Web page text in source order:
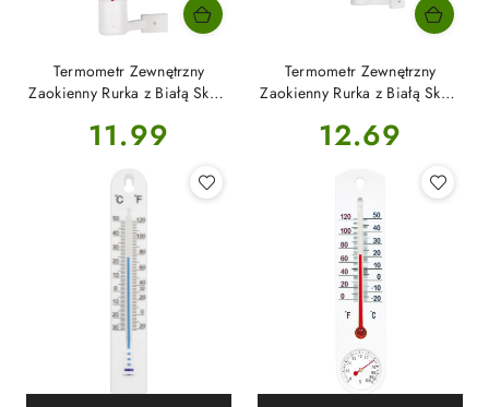
Termometr Zewnętrzny
Zaokienny Rurka z Białą Skalą
Bioterm
Cena:
11.99
Termometr Zewnętrzny
Zaokienny Rurka z Białą Skalą
Bioterm
Cena:
12.69